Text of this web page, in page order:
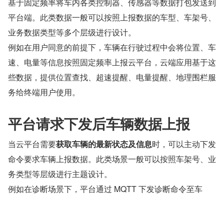
平台端。此类数据一般可以按照上报数据的车型、车架号、
业务数据类型等多个层级进行设计。
例如在用户同意的前提下，车辆在行驶过程中会将位置、车
速、电量等信息按照固定频率上报云平台，云端应用基于这
些数据，提供位置查找、超速提醒、电量提醒、地理围栏服
务给终端用户使用。
平台请求下发后车辆数据上报
当云平台需要获取车辆的最新状态及信息时，可以主动下发
命令要求车辆上报数据。此类场景一般可以按照车架号、业
务类型等层级进行主题设计。
例如在诊断场景下，平台通过 MQTT 下发诊断命令至车